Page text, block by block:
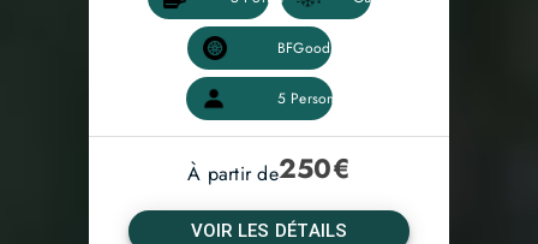
À partir de €
250
VOIR LES DÉTAILS